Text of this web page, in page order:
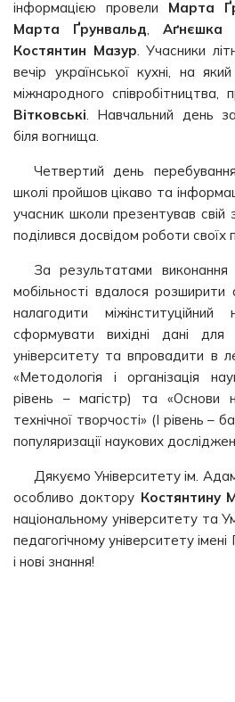
інформацією провели Марта
Марта Ґрунвальд, Аґнєшка
Костянтин Мазур. Учасники
вечір української кухні, на
міжнародного
Вітковські. Навчальний день
біля вогнища.
Четвертий день
школі пройшов цікаво та
учасник школи презентував свій
поділився досвідом роботи своїх
За результатами виконання
мобільності вдалося
налагодити
сформувати вихідні дані для
університету та впровадити в
«Методологія і організація
рівень – магістр) та «Основи
технічної творчості» (I рівень –
популяризації наукових
Дякуємо Університету ім.
особливо доктору Костянтину
національному університету та
педагогічному університету
і нові знання!